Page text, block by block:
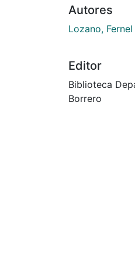
Autores
Lozano, Fernel
Editor
Biblioteca
Borrero